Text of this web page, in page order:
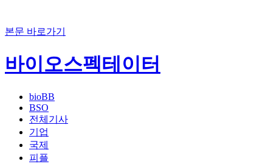
본문 바로가기
바이오스펙테이터
bioBB
BSO
전체기사
기업
국제
피플